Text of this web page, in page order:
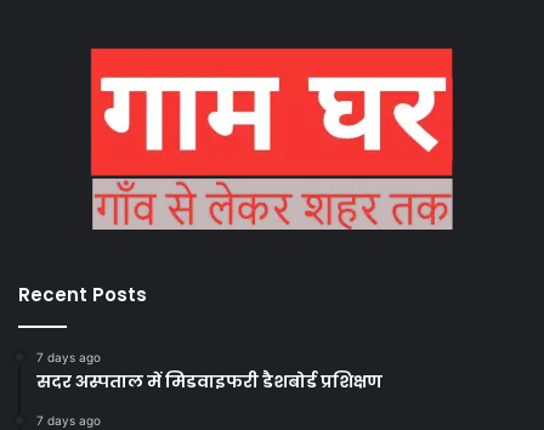
Recent Posts
7 days ago
सदर अस्पताल में मिडवाइफरी डैशबोर्ड प्रशिक्षण
7 days ago